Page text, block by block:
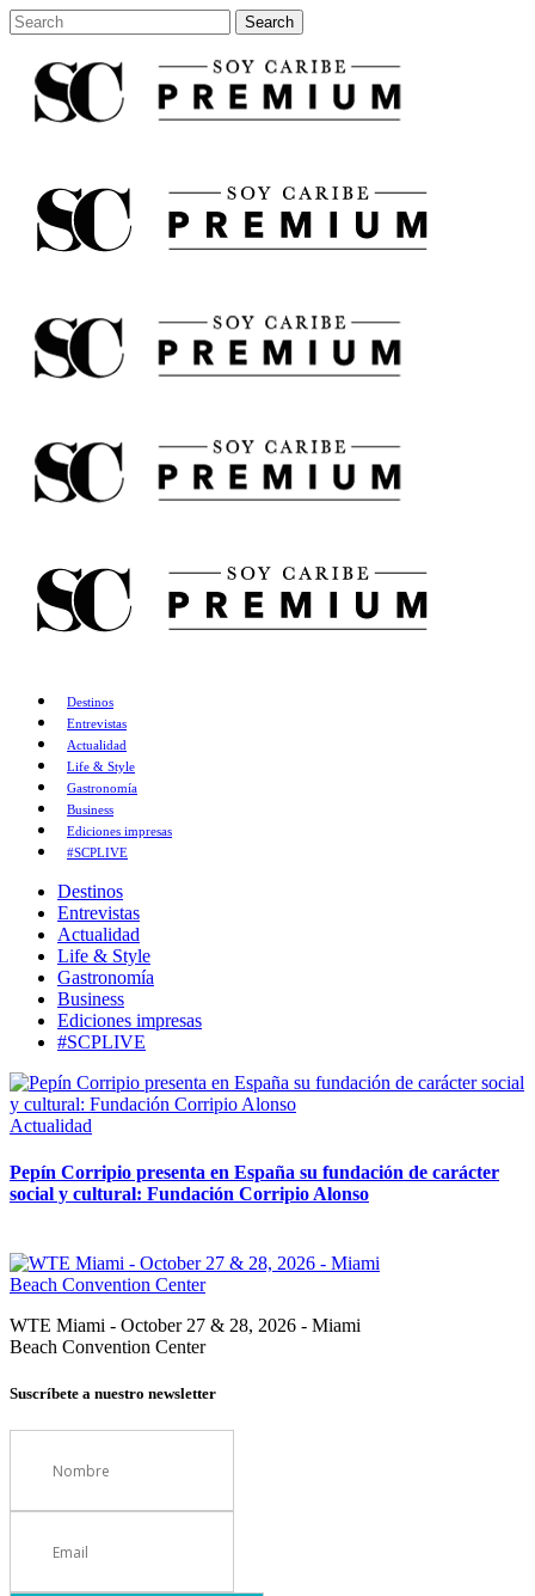
Destinos
Entrevistas
Actualidad
Life & Style
Gastronomía
Business
Ediciones impresas
#SCPLIVE
Destinos
Entrevistas
Actualidad
Life & Style
Gastronomía
Business
Ediciones impresas
#SCPLIVE
Actualidad
Pepín Corripio presenta en España su fundación de carácter
social y cultural: Fundación Corripio Alonso
WTE Miami - October 27 & 28, 2026 - Miami
Beach Convention Center
Suscríbete a nuestro newsletter